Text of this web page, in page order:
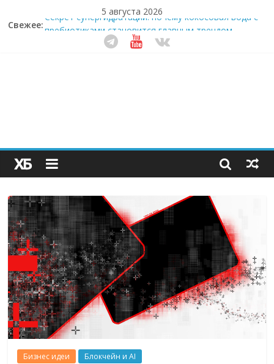
5 августа 2026
Свежее:
Секрет супергидратации: почему кокосовая вода с
пребиотиками становится главным трендом
здорового питания
сливки меняют утренний ритуал
Как простая наклейка заставляет миллионы людей
не забывать о самом важном креме этим летом
Бизнес идеи Блокчейн и AI